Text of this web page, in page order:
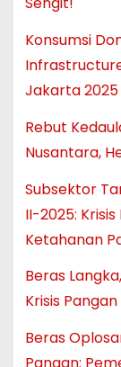
Konsumsi
Jakarta 2025
Rebut
Nusantara,
Subsektor
II-2025:
Ketahanan
Beras
Krisis
Beras